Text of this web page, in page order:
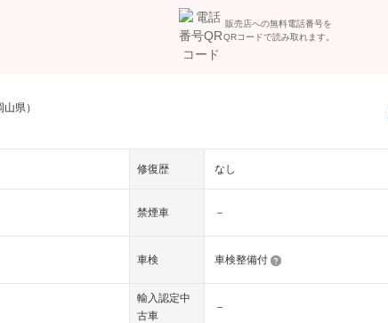
販売店への無料電話番号を
QRコードで読み取れます。
県）
修復歴 なし
禁煙車 －
車検 車検整備付
輸入認定中
古車
－